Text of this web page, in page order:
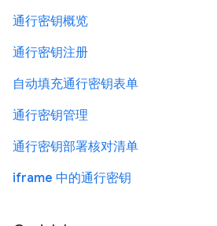
通行密钥概览
通行密钥注册
自动填充通行密钥表单
通行密钥管理
通行密钥部署核对清单
iframe 中的通行密钥